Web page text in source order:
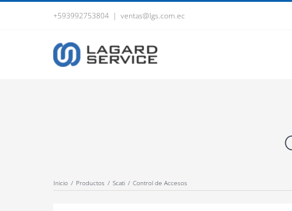
+593992753804 | ventas@lgs.com.ec
Inicio / Productos / Scati / Control de Accesos